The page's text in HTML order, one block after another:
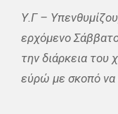
Υ.Γ –
ερχόμενο
την διάρκεια του
εύρώ με σκοπό να